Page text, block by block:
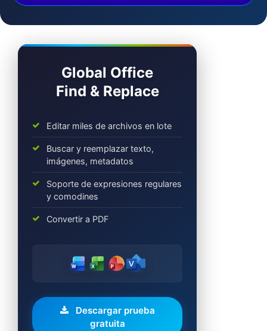
Global Office
Find & Replace
Editar miles de archivos en lote
Buscar y reemplazar texto,
imágenes, metadatos
Soporte de expresiones regulares
y comodines
Convertir a PDF
Descargar prueba
gratuita